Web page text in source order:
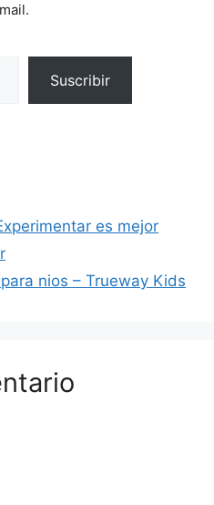
Suscribir
es mejor
nios – Trueway Kids